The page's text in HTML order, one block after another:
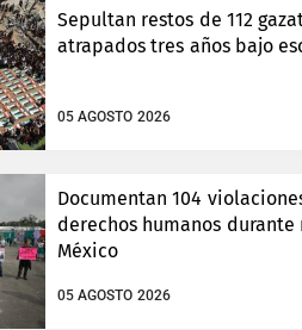
Sepultan restos de 112
atrapados tres años bajo
05 AGOSTO 2026
Documentan 104
derechos humanos
México
05 AGOSTO 2026